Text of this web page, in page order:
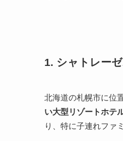
1. シャトレー
北海道の札幌市に位
い大型リゾートホテ
り、特に子連れファ